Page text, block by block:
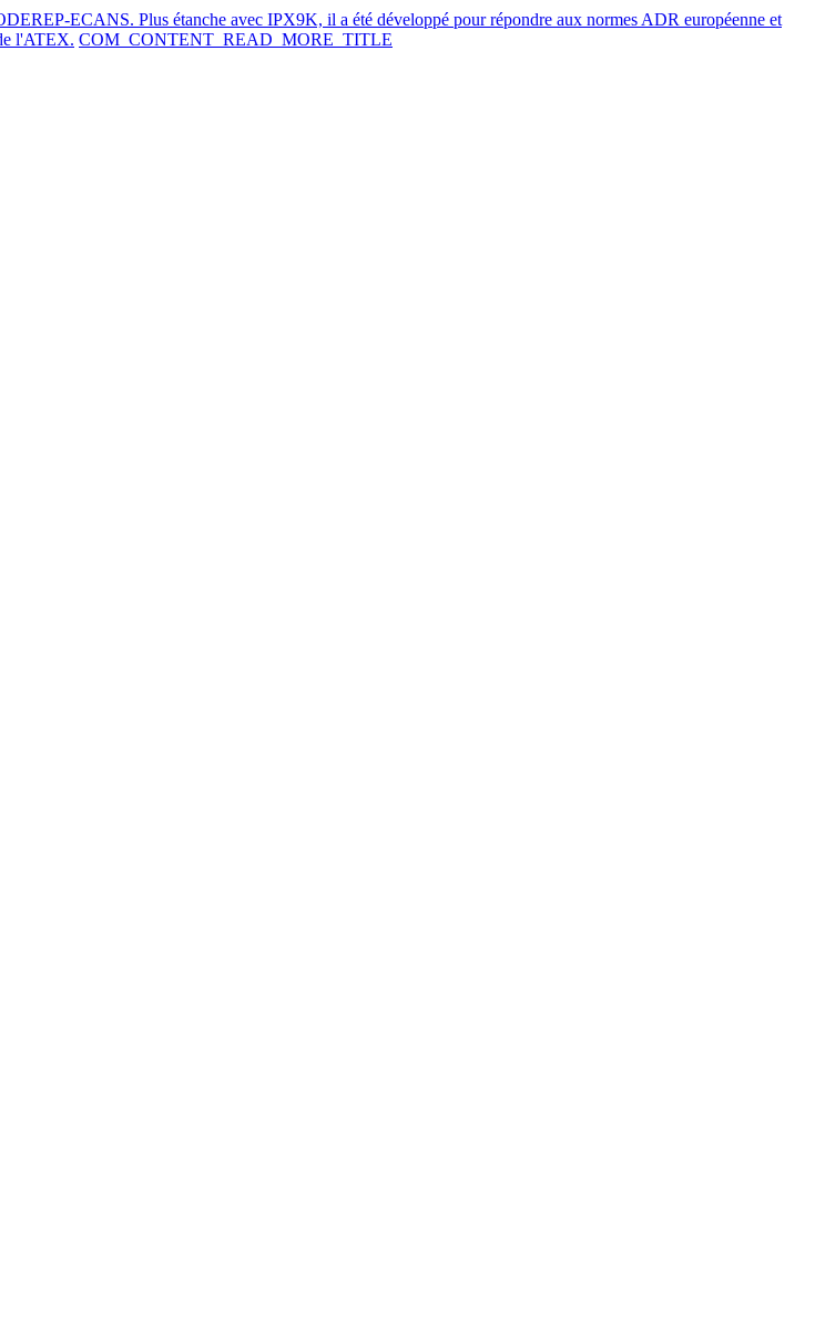
ECANS. Plus étanche avec IPX9K, il a été développé pour répondre aux normes ADR européenne et
l'ATEX. COM_CONTENT_READ_MORE_TITLE